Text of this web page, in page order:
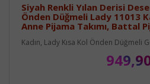
Siyah Renkli Yılan Derisi
Önden Düğmeli Lady 11013
Anne Pijama Takımı, Battal
Kadın, Lady Kısa Kol Önden Düğmeli